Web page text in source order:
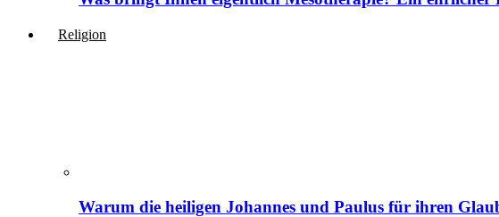
Religion
Warum die heiligen Johannes und Paulus für ihren